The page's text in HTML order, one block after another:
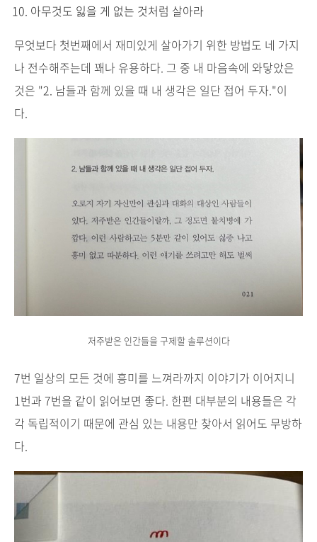
아무것도 잃을 게 없는 것처럼 살아라
무엇보다 첫번째에서 재미있게 살아가기 위한 방법도 네 가지
나 전수해주는데 꽤나 유용하다. 그 중 내 마음속에 와닿았은
것은 "2. 남들과 함께 있을 때 내 생각은 일단 접어 두자."이
다.
저주받은 인간들을 구제할 솔루션이다
7번 일상의 모든 것에 흥미를 느껴라까지 이야기가 이어지니
1번과 7번을 같이 읽어보면 좋다. 한편 대부분의 내용들은 각
각 독립적이기 때문에 관심 있는 내용만 찾아서 읽어도 무방하
다.